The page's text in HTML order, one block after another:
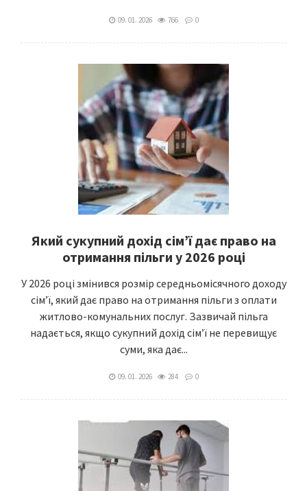
09. 01. 2026 766 0
Який сукупний дохід сім’ї дає право на
отримання пільги у 2026 році
У 2026 році змінився розмір середньомісячного доходу
сім’ї, який дає право на отримання пільги з оплати
житлово-комунальних послуг. Зазвичай пільга
надається, якщо сукупний дохід сім’ї не перевищує
суми, яка дає...
09. 01. 2026 284 0